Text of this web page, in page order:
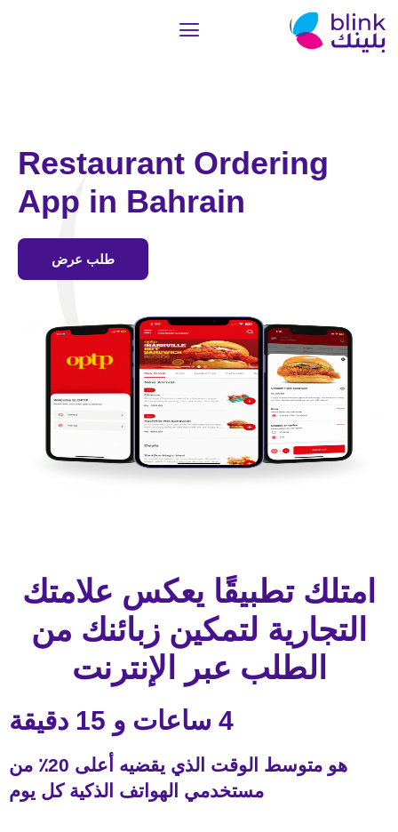
Restaurant Ordering
App in Bahrain
طلب عرض
امتلك تطبيقًا يعكس علامتك
التجارية لتمكين زبائنك من
الطلب عبر الإنترنت
4 ساعات و 15 دقيقة
هو متوسط ​​الوقت الذي يقضيه أعلى 20٪ من
مستخدمي الهواتف الذكية كل يوم